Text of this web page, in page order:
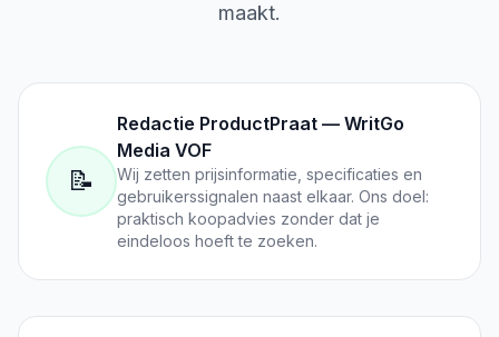
maakt.
📝
Redactie ProductPraat — WritGo
Media VOF
Wij zetten prijsinformatie, specificaties en
gebruikerssignalen naast elkaar. Ons doel:
praktisch koopadvies zonder dat je
eindeloos hoeft te zoeken.